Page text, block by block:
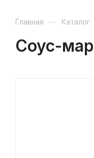
Главная — Каталог
Соус-